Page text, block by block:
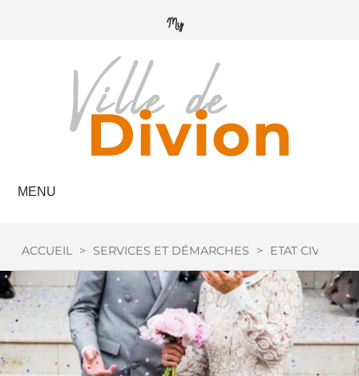
MENU
ACCUEIL > SERVICES ET DÉMARCHES > ETAT CIVIL